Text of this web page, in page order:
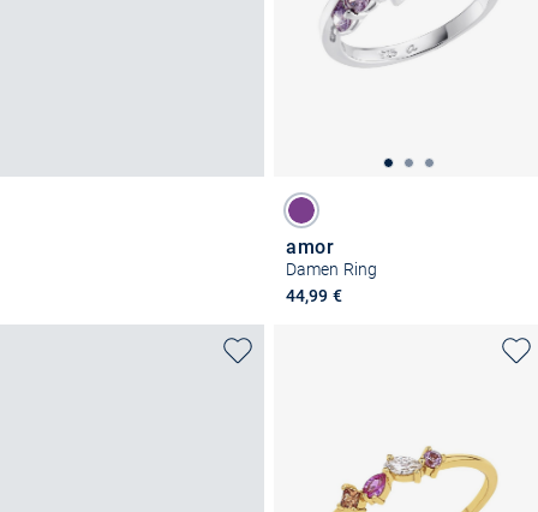
amor
Damen Ring
44,99 €